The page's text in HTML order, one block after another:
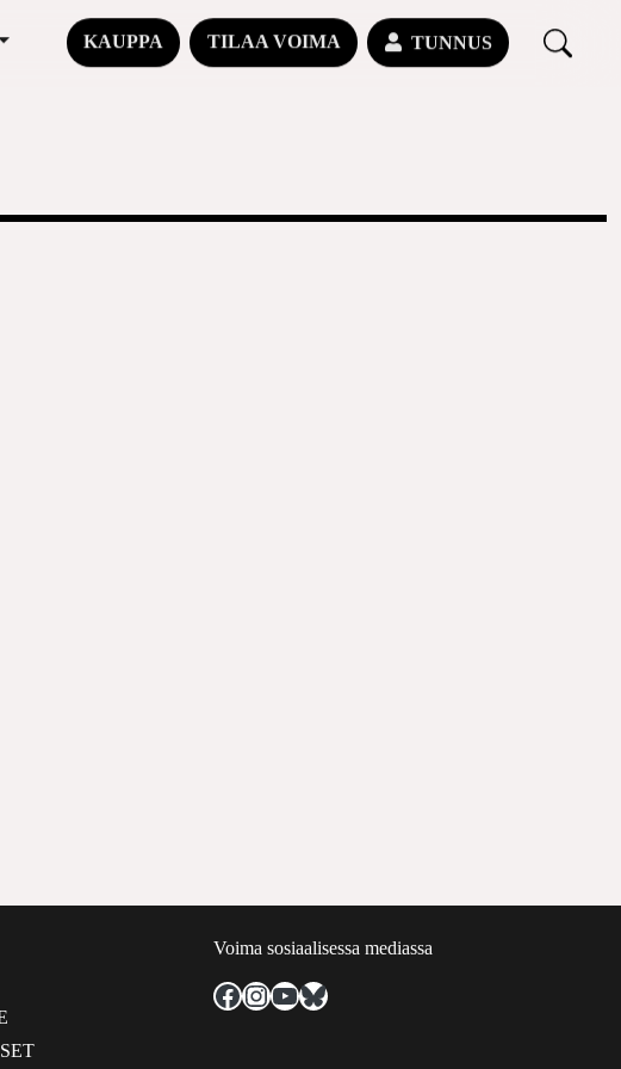
KAUPPA TILAA VOIMA TUNNUS
Voima sosiaalisessa mediassa
Facebook
Instagram
YouTube
Bluesky